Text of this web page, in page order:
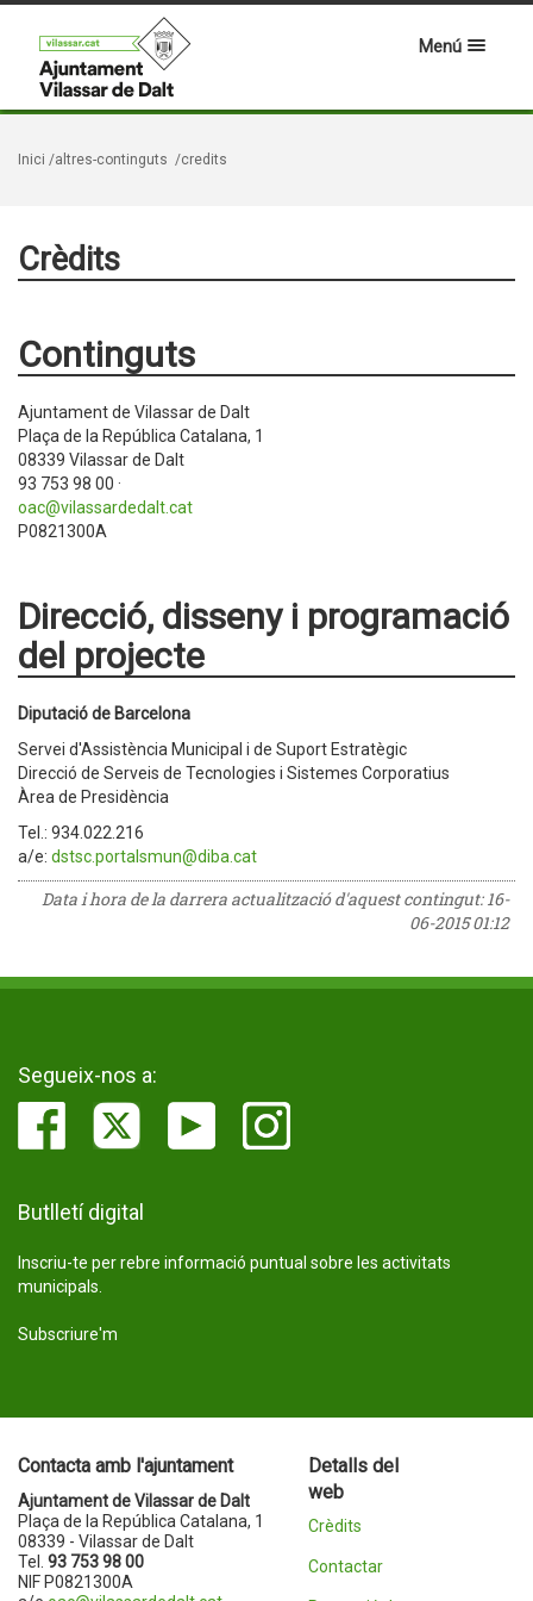
Menú
Inici /altres-continguts /credits
Crèdits
Continguts
Ajuntament de Vilassar de Dalt
Plaça de la República Catalana, 1
08339 Vilassar de Dalt
93 753 98 00 ·
oac@vilassardedalt.cat
P0821300A
Direcció, disseny i programació
del projecte
Diputació de Barcelona
Servei d'Assistència Municipal i de Suport Estratègic
Direcció de Serveis de Tecnologies i Sistemes Corporatius
Àrea de Presidència
Tel.: 934.022.216
a/e: dstsc.portalsmun@diba.cat
Data i hora de la darrera actualització d'aquest contingut:16-
06-2015 01:12
Segueix-nos a:
Butlletí digital
Inscriu-te per rebre informació puntual sobre les activitats
municipals.
Subscriure'm
Contacta amb l'ajuntament
Ajuntament de Vilassar de Dalt
Plaça de la República Catalana, 1
08339 - Vilassar de Dalt
Tel. 93 753 98 00
NIF P0821300A
Detalls del
web
Crèdits
Contactar